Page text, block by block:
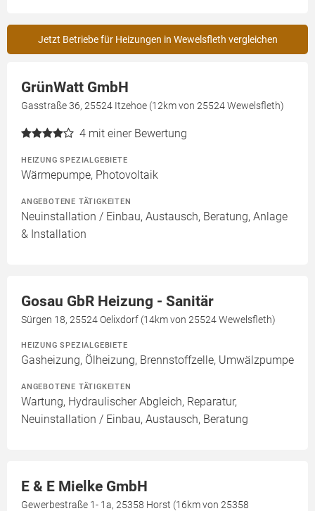
Jetzt Betriebe für Heizungen in Wewelsfleth vergleichen
GrünWatt GmbH
Gasstraße 36, 25524 Itzehoe (12km von 25524 Wewelsfleth)
4 mit einer Bewertung
HEIZUNG SPEZIALGEBIETE
Wärmepumpe, Photovoltaik
ANGEBOTENE TÄTIGKEITEN
Neuinstallation / Einbau, Austausch, Beratung, Anlage
& Installation
Gosau GbR Heizung - Sanitär
Sürgen 18, 25524 Oelixdorf (14km von 25524 Wewelsfleth)
HEIZUNG SPEZIALGEBIETE
Gasheizung, Ölheizung, Brennstoffzelle, Umwälzpumpe
ANGEBOTENE TÄTIGKEITEN
Wartung, Hydraulischer Abgleich, Reparatur,
Neuinstallation / Einbau, Austausch, Beratung
E & E Mielke GmbH
Gewerbestraße 1- 1a, 25358 Horst (16km von 25358